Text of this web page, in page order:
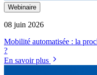
Webinaire
08 juin 2026
Mobilité automatisée : la
?
En savoir plus